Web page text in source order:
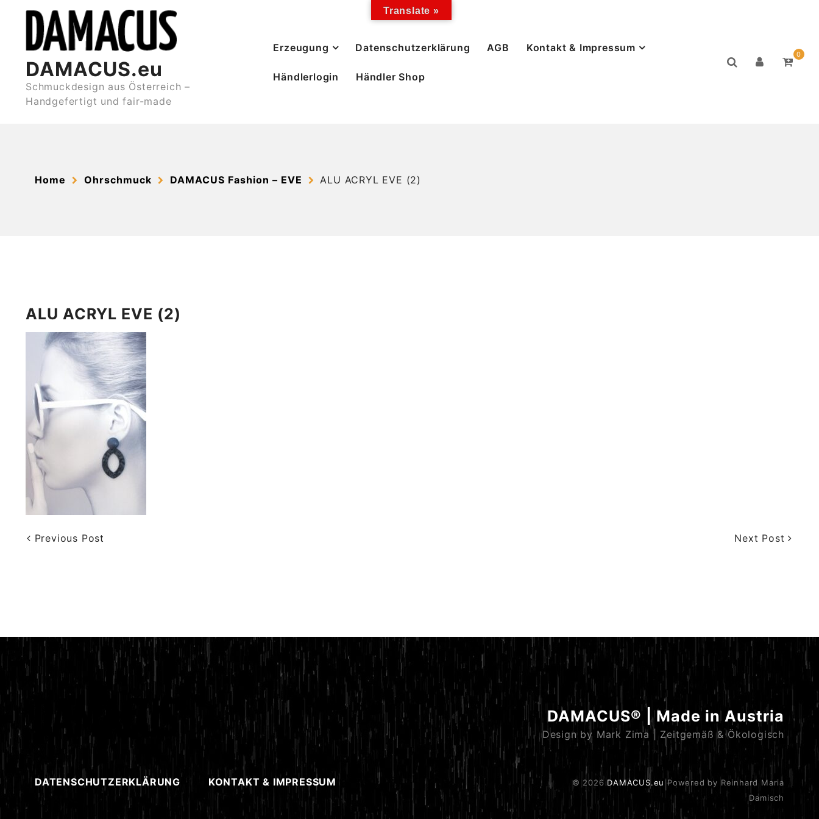
content
DAMACUS.eu
Schmuckdesign aus Österreich –
Handgefertigt und fair-made
Erzeugung Datenschutzerklärung AGB Kontakt & Impressum
Händlerlogin Händler Shop
0
Home Ohrschmuck DAMACUS Fashion – EVE ALU ACRYL EVE (2)
ALU ACRYL EVE (2)
Previous Post Next Post
DAMACUS® | Made in Austria
Design by Mark Zima | Zeitgemäß & Ökologisch
DATENSCHUTZERKLÄRUNG KONTAKT & IMPRESSUM © 2026 DAMACUS.eu Powered by Reinhard Maria
Damisch
Translate »